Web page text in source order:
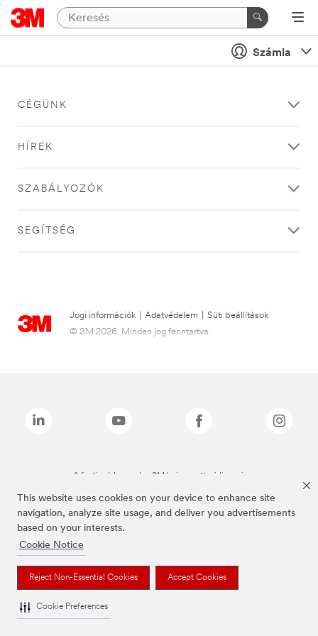
This website uses cookies on your device to enhance site
navigation, analyze site usage, and deliver you advertisements
based on your interests.
Cookie Notice
Reject Non-Essential Cookies Accept Cookies
Cookie Preferences
Számla
CÉGÜNK
HÍREK
SZABÁLYOZÓK
SEGÍTSÉG
Jogi információk Adatvédelem
Süti beállítások
© 3M 2026. Minden jog fenntartva.
A fenti márkanevek a 3M bejegyzett védjegyei.